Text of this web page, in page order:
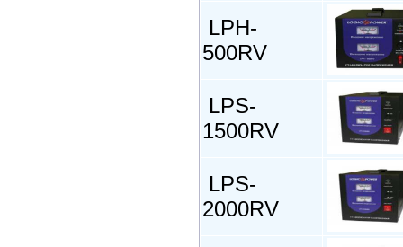
LPH-
500RV
LPS-
1500RV
LPS-
2000RV